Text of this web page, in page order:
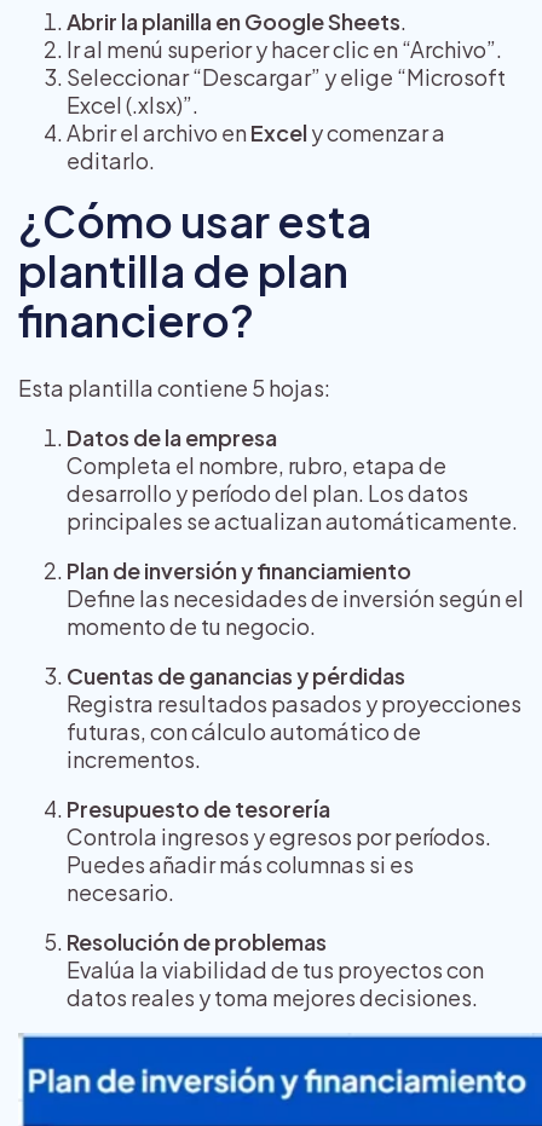
Abrir la planilla en Google Sheets.
Ir al menú superior y hacer clic en “Archivo”.
Seleccionar “Descargar” y elige “Microsoft
Excel (.xlsx)”.
Abrir el archivo enExcel y comenzar a
editarlo.
¿Cómo usar esta
plantilla de plan
financiero?
Esta plantilla contiene 5 hojas:
Datos de la empresa
Completa el nombre, rubro, etapa de
desarrollo y período del plan. Los datos
principales se actualizan automáticamente.
Plan de inversión y financiamiento
Define las necesidades de inversión según el
momento de tu negocio.
Cuentas de ganancias y pérdidas
Registra resultados pasados y proyecciones
futuras, con cálculo automático de
incrementos.
Presupuesto de tesorería
Controla ingresos y egresos por períodos.
Puedes añadir más columnas si es
necesario.
Resolución de problemas
Evalúa la viabilidad de tus proyectos con
datos reales y toma mejores decisiones.